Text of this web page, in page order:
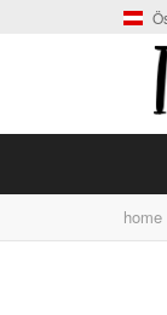
home